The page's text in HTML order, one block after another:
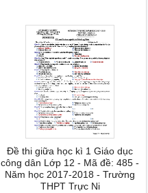
Đề thi giữa học kì 1 Giáo dục
công dân Lớp 12 - Mã đề: 485 -
Năm học 2017-2018 - Trường
THPT Trực Ni